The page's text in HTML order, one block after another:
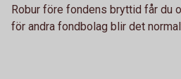
Robur före fondens bryttid får du
för andra fondbolag blir det